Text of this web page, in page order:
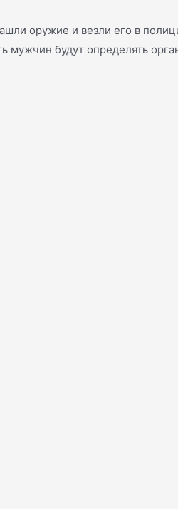
оружие и везли его в
мужчин будут определять